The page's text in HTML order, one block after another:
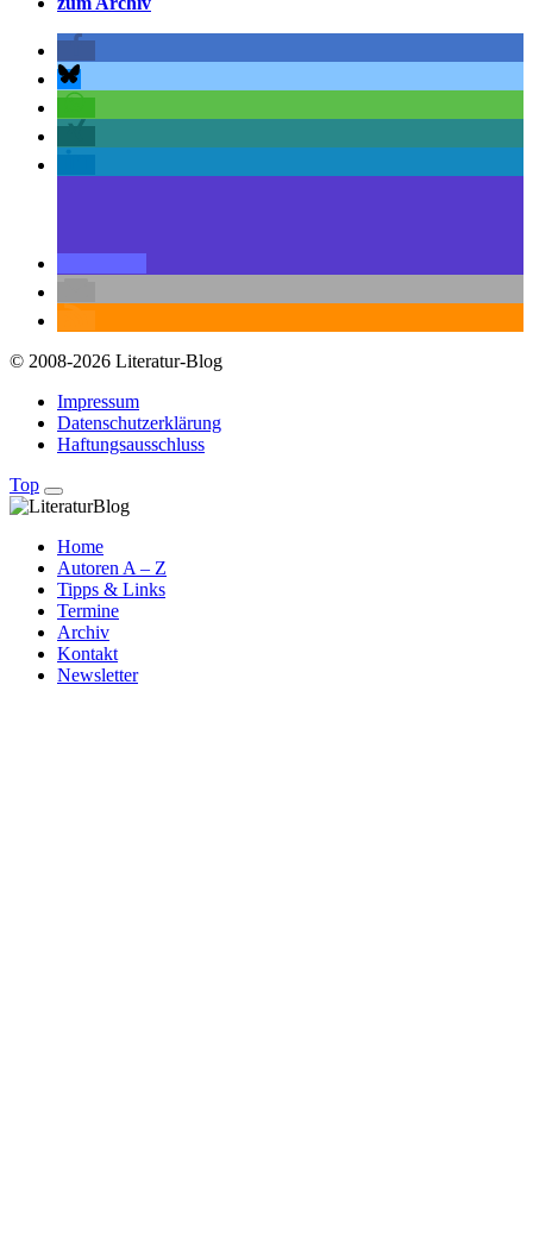
© 2008-2026 Literatur-Blog
Impressum
Datenschutzerklärung
Haftungsausschluss
Top
Home
Autoren A – Z
Tipps & Links
Termine
Archiv
Kontakt
Newsletter